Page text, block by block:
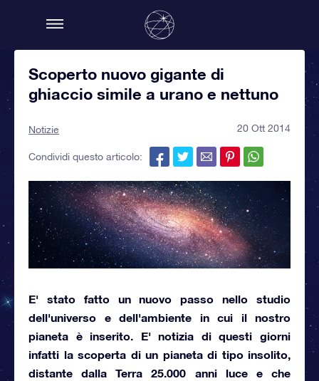
Scoperto nuovo gigante di
ghiaccio simile a urano e nettuno
Notizie 20 Ott 2014
Condividi questo articolo:
E' stato fatto un nuovo passo nello studio
dell'universo e dell'ambiente in cui il nostro
pianeta è inserito. E' notizia di questi giorni
infatti la scoperta di un pianeta di tipo insolito,
distante dalla Terra 25.000 anni luce e che